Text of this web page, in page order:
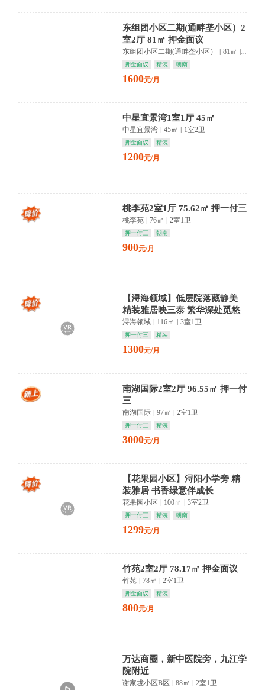
东组团小区二期(通畔垄小区）2
室2厅 81㎡ 押金面议
东组团小区二期(通畔垄小区） | 81㎡ |
押金面议 精装 朝南
1600元/月
中星宜景湾1室1厅 45㎡
中星宜景湾 45㎡ 1室2卫
押金面议 精装
1200元/月
桃李苑2室1厅 75.62㎡ 押一付三
桃李苑 | 76㎡ | 2室1卫
押一付三 朝南
900元/月
【浔海领域】低层院落藏静美
精装雅居映三泰 繁华深处觅悠
然
浔海领域 116㎡ 3室1卫
押一付三 精装
1300元/月
南湖国际2室2厅 96.55㎡ 押一付
三
南湖国际 | 97㎡ | 2室1卫
押一付三 精装
3000元/月
【花果园小区】浔阳小学旁 精
装雅居 书香绿意伴成长
花果园小区 100㎡ 3室2卫
押一付三 精装 朝南
1299元/月
竹苑2室2厅 78.17㎡ 押金面议
竹苑 78㎡ 2室1卫
押金面议 精装
800元/月
万达商圈，新中医院旁，九江学
院附近
谢家垅小区B区 | 88㎡ | 2室1卫